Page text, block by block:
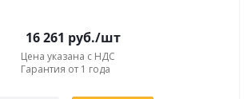
16 261 руб./шт
Цена указана с НДС
Гарантия от 1 года